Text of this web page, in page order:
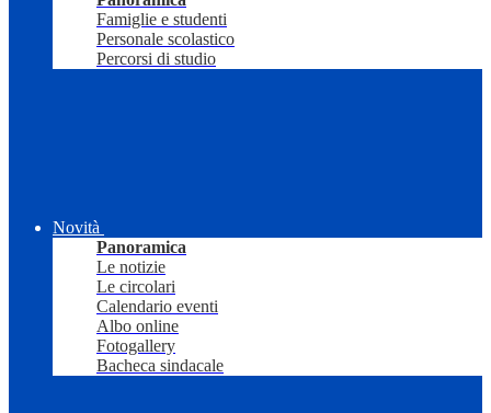
Famiglie e studenti
Personale scolastico
Percorsi di studio
Novità
Panoramica
Le notizie
Le circolari
Calendario eventi
Albo online
Fotogallery
Bacheca sindacale